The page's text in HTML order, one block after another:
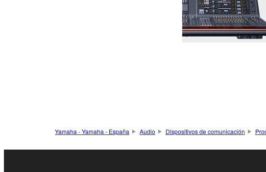
Yamaha - Yamaha - España Audio Dispositivos de comunicación